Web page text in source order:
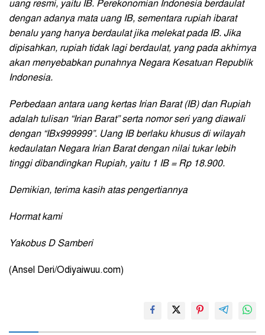
uang resmi, yaitu IB. Perekonomian Indonesia berdaulat
dengan adanya mata uang IB, sementara rupiah ibarat
benalu yang hanya berdaulat jika melekat pada IB. Jika
dipisahkan, rupiah tidak lagi berdaulat, yang pada akhirnya
akan menyebabkan punahnya Negara Kesatuan Republik
Indonesia.
Perbedaan antara uang kertas Irian Barat (IB) dan Rupiah
adalah tulisan “Irian Barat” serta nomor seri yang diawali
dengan “IBx999999”. Uang IB berlaku khusus di wilayah
kedaulatan Negara Irian Barat dengan nilai tukar lebih
tinggi dibandingkan Rupiah, yaitu 1 IB = Rp 18.900.
Demikian, terima kasih atas pengertiannya
Hormat kami
Yakobus D Samberi
(Ansel Deri/Odiyaiwuu.com)